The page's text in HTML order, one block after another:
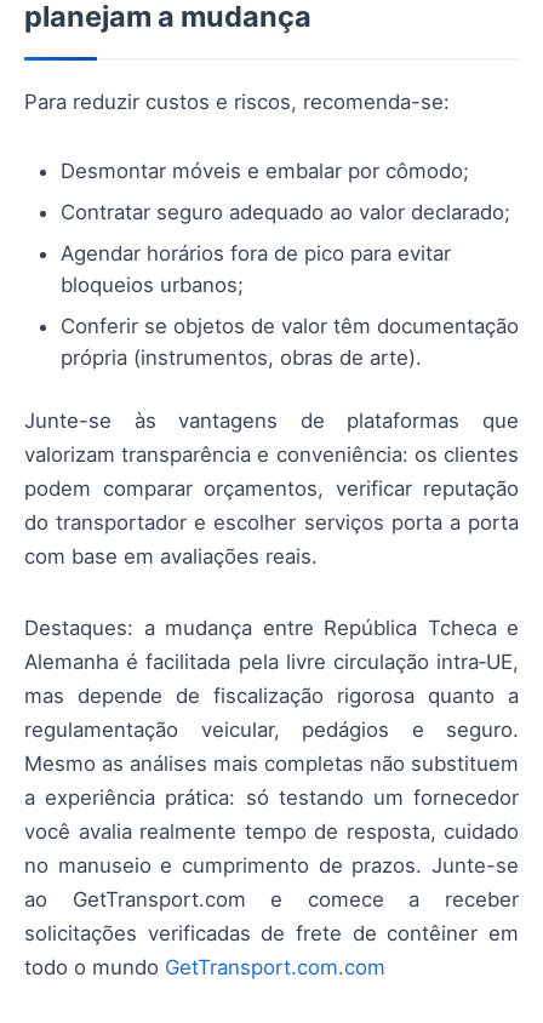
planejam a mudança
Para reduzir custos e riscos, recomenda-se:
Desmontar móveis e embalar por cômodo;
Contratar seguro adequado ao valor declarado;
Agendar horários fora de pico para evitar
bloqueios urbanos;
Conferir se objetos de valor têm documentação
própria (instrumentos, obras de arte).
Junte-se às vantagens de plataformas que
valorizam transparência e conveniência: os clientes
podem comparar orçamentos, verificar reputação
do transportador e escolher serviços porta a porta
com base em avaliações reais.
Destaques: a mudança entre República Tcheca e
Alemanha é facilitada pela livre circulação intra‑UE,
mas depende de fiscalização rigorosa quanto a
regulamentação veicular, pedágios e seguro.
Mesmo as análises mais completas não substituem
a experiência prática: só testando um fornecedor
você avalia realmente tempo de resposta, cuidado
no manuseio e cumprimento de prazos. Junte-se
ao GetTransport.com e comece a receber
solicitações verificadas de frete de contêiner em
todo o mundo GetTransport.com.com